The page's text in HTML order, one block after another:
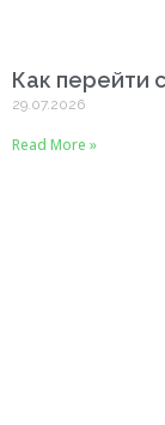
Как перейти
29.07.2026
Read More »